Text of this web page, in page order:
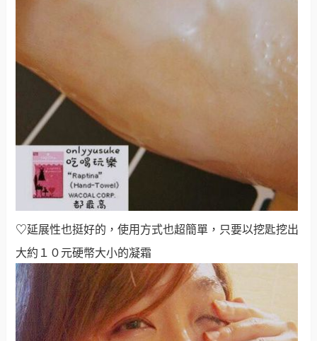
♡延展性也挺好的 ，使用方式也超簡單，只要以挖匙挖出
大約１０元硬幣大小的凝霜